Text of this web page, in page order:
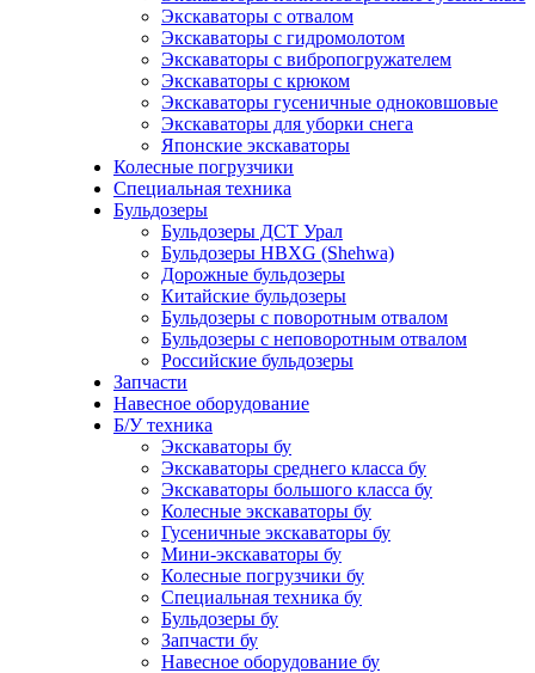
Экскаваторы с отвалом
Экскаваторы с гидромолотом
Экскаваторы с вибропогружателем
Экскаваторы с крюком
Экскаваторы гусеничные одноковшовые
Экскаваторы для уборки снега
Японские экскаваторы
Колесные погрузчики
Специальная техника
Бульдозеры
Бульдозеры ДСТ Урал
Бульдозеры HBXG (Shehwa)
Дорожные бульдозеры
Китайские бульдозеры
Бульдозеры с поворотным отвалом
Бульдозеры с неповоротным отвалом
Российские бульдозеры
Запчасти
Навесное оборудование
Б/У техника
Экскаваторы бу
Экскаваторы среднего класса бу
Экскаваторы большого класса бу
Колесные экскаваторы бу
Гусеничные экскаваторы бу
Мини-экскаваторы бу
Колесные погрузчики бу
Специальная техника бу
Бульдозеры бу
Запчасти бу
Навесное оборудование бу